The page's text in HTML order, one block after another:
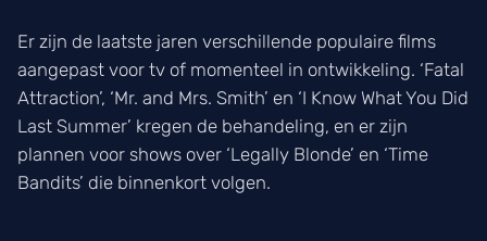
Er zijn de laatste jaren verschillende populaire films
aangepast voor tv of momenteel in ontwikkeling. ‘Fatal
Attraction’, ‘Mr. and Mrs. Smith’ en ‘I Know What You Did
Last Summer’ kregen de behandeling, en er zijn
plannen voor shows over ‘Legally Blonde’ en ‘Time
Bandits’ die binnenkort volgen.